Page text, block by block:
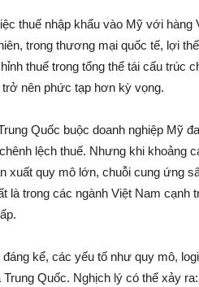
thuế nhập khẩu vào Mỹ với hàng
trong thương mại quốc tế, lợi
thuế trong tổng thể tái cấu trúc
nên phức tạp hơn kỳ vọng.
Quốc buộc doanh nghiệp Mỹ
lệch thuế. Nhưng khi khoảng
xuất quy mô lớn, chuỗi cung ứng
là trong các ngành Việt Nam cạnh
kể, các yếu tố như quy mô,
Quốc. Nghịch lý có thể xảy